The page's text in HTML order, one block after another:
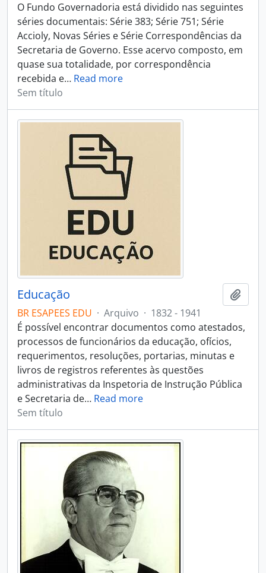
O Fundo Governadoria está dividido nas seguintes
séries documentais: Série 383; Série 751; Série
Accioly, Novas Séries e Série Correspondências da
Secretaria de Governo. Esse acervo composto, em
quase sua totalidade, por correspondência
recebida e… Read more
Sem título
Educação
BR ESAPEES EDU · Arquivo · 1832 - 1941
É possível encontrar documentos como atestados,
processos de funcionários da educação, ofícios,
requerimentos, resoluções, portarias, minutas e
livros de registros referentes às questões
administrativas da Inspetoria de Instrução Pública
e Secretaria de… Read more
Sem título